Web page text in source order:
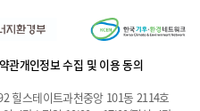
관개인정보 수집 및 이용 동의
힐스테이트과천중앙 101동 2114호